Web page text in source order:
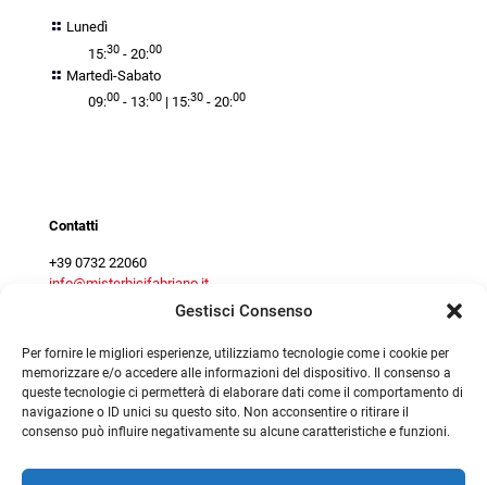
Gestisci Consenso
Per fornire le migliori esperienze, utilizziamo tecnologie come i cookie per
memorizzare e/o accedere alle informazioni del dispositivo. Il consenso a
queste tecnologie ci permetterà di elaborare dati come il comportamento di
navigazione o ID unici su questo sito. Non acconsentire o ritirare il
consenso può influire negativamente su alcune caratteristiche e funzioni.
Lunedì
15:30- 20:00
Martedì-Sabato
09:00- 13:00| 15:30- 20:00
Contatti
+39 0732 22060
info@misterbicifabriano.it
©2026Mister Bici srl - P.Iva 02294160425 | Privacy Policy |